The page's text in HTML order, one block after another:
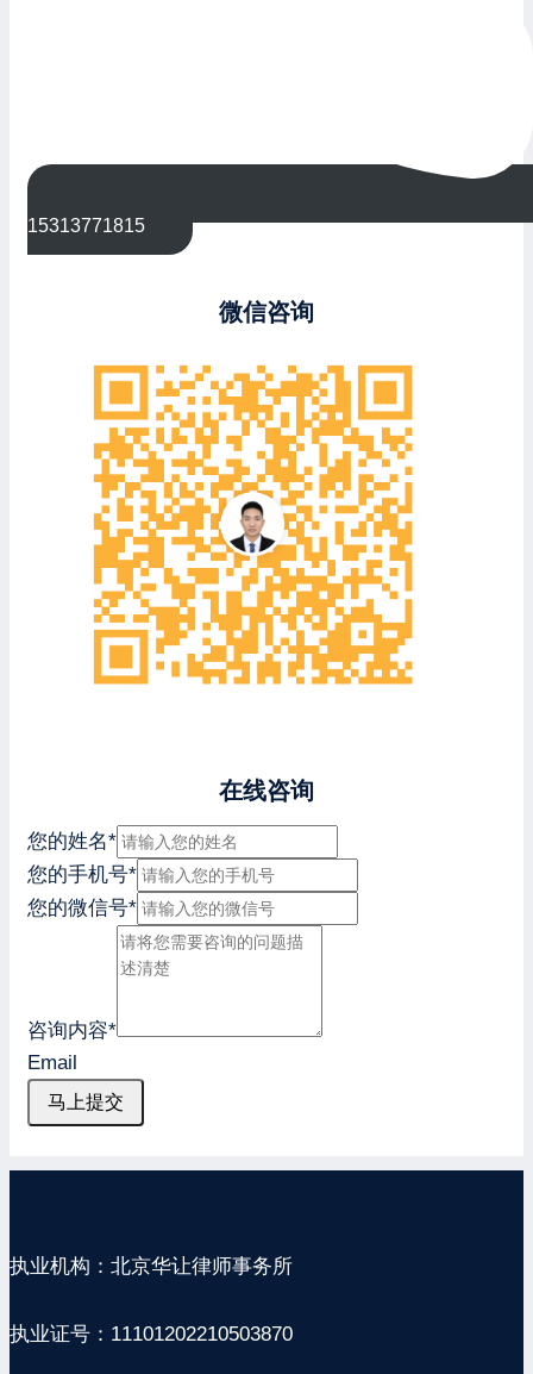
15313771815
微信咨询
在线咨询
您的姓名*
您的手机号*
您的微信号*
咨询内容*
Email
马上提交
执业机构：北京华让律师事务所
执业证号：11101202210503870